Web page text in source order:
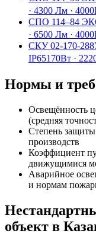
· 4300 Лм ·
СПО 114–84
· 6500 Лм ·
СКУ 02-170-
IP65170Вт ·
Нормы и
Освещённость
(средняя
Степень
производств
Коэффициент
движущимися
Аварийное
и нормам
объект в